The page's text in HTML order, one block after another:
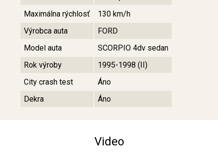
Maximálna rýchlosť
130 km/h
Výrobca auta
FORD
Model auta
SCORPIO 4dv sedan
Rok výroby
1995-1998 (II)
City crash test
Áno
Dekra
Áno
Video